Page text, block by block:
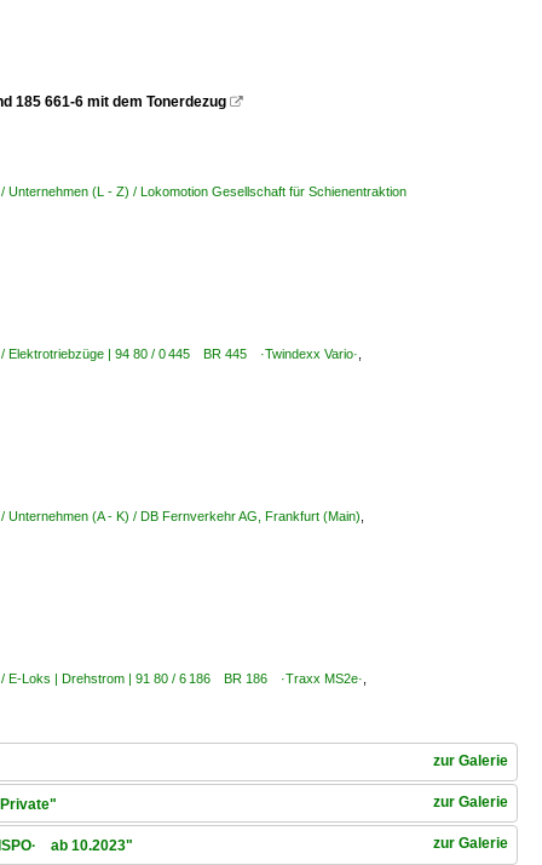
185 661-6 mit dem Tonerdezug 
Unternehmen (L - Z) / Lokomotion Gesellschaft für Schienentraktion
Elektrotriebzüge | 94 80 / 0 445 BR 445 ·Twindexx Vario·
Unternehmen (A - K) / DB Fernverkehr AG, Frankfurt (Main)
E-Loks | Drehstrom | 91 80 / 6 186 BR 186 ·Traxx MS2e·
zur Galerie
zur Galerie
zur Galerie
ab 10.2023"